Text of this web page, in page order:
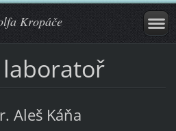
Kropáče
Aleš Káňa